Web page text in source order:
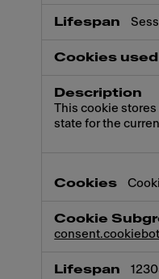
This cookie
state for the